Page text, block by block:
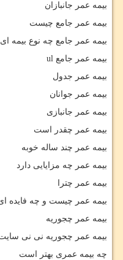
بیمه عمر جانبازان
بیمه عمر جامع چیست
بیمه عمر جامع چه نوع بیمه
بیمه عمر جامع ul
بیمه عمر جدول
بیمه عمر جوانان
بیمه عمر جانبازی
بیمه عمر چقدر است
بیمه عمر چند ساله خوبه
بیمه عمر چه مزایایی دارد
بیمه عمر چترا
بیمه عمر چیست و چه فایده
بیمه عمر چجوریه
بیمه عمر چجوریه نی نی
چه بیمه عمری بهتر است